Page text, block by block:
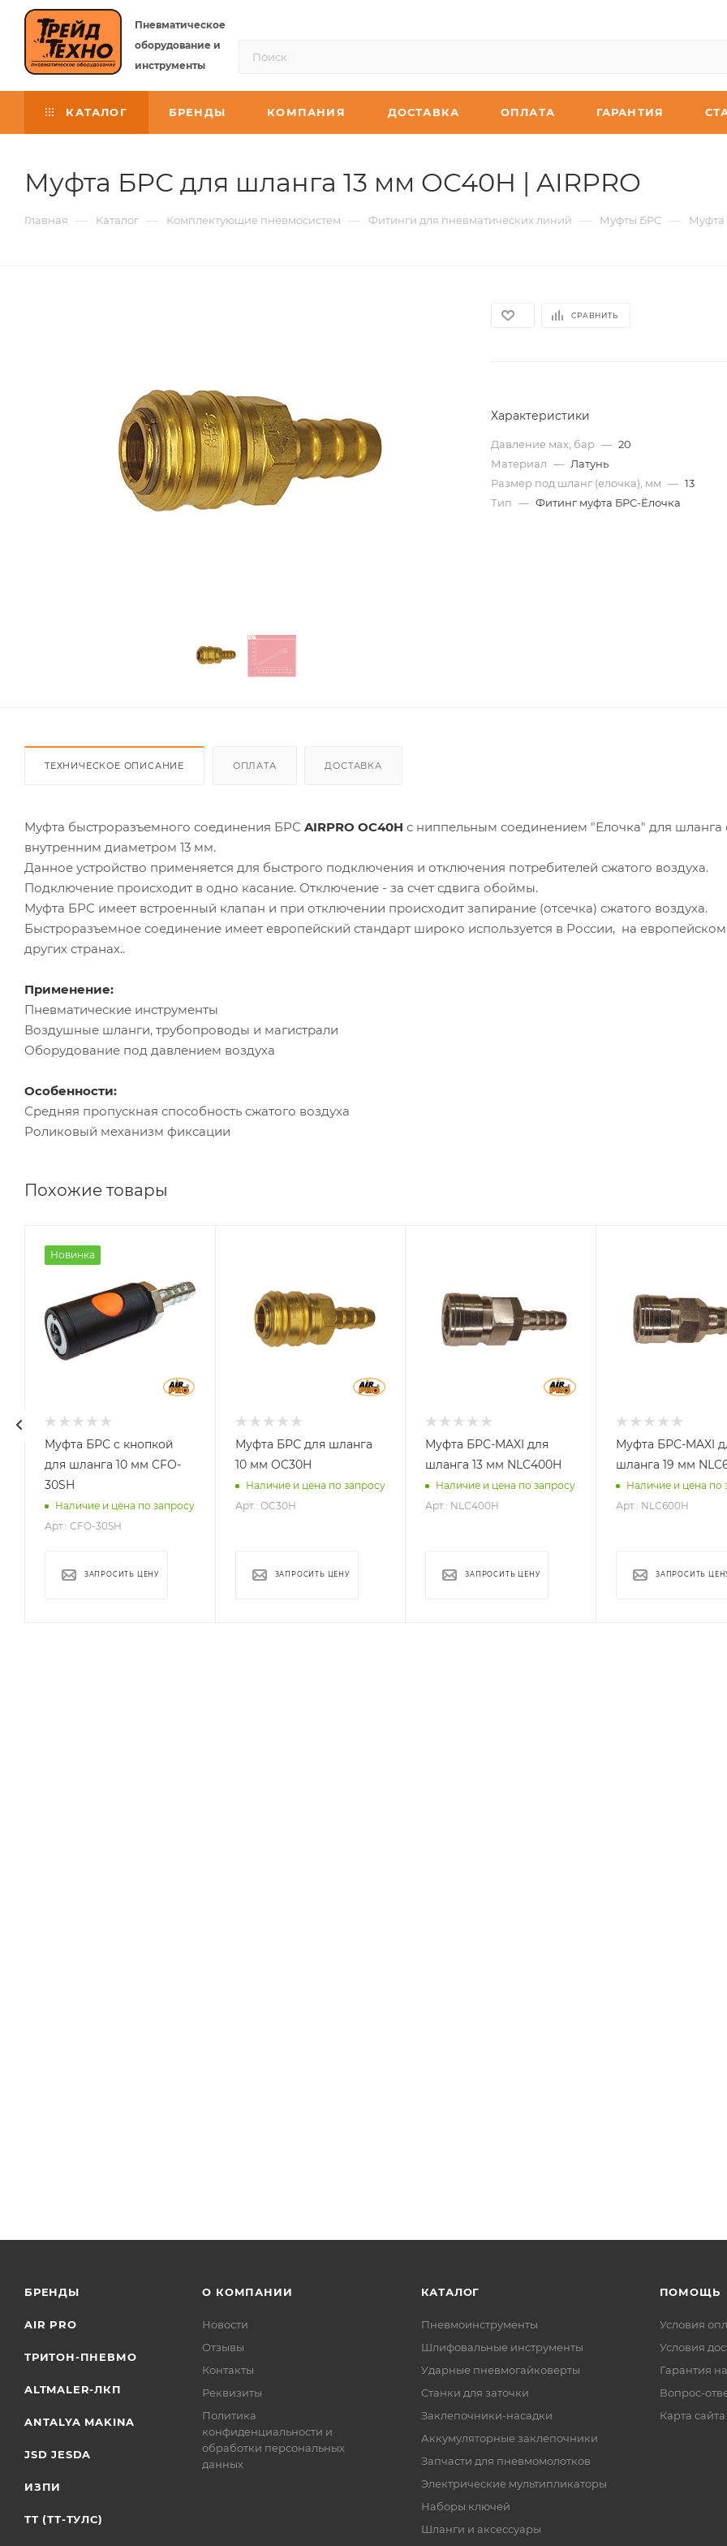
Пневматическое
оборудование и
инструменты
КАТАЛОГ БРЕНДЫ КОМПАНИЯ ДОСТАВКА ОПЛАТА ГАРАНТИЯ
Муфта БРС для шланга 13 мм OC40H | AIRPRO
Главная — Каталог — Комплектующие пневмосистем — Фитинги для пневматических линий — Муфты БРС — Муфта
СРАВНИТЬ
Характеристики
Давление мах, бар — 20
Материал — Латунь
Размер под шланг (елочка), мм — 13
Тип — Фитинг муфта БРС-Ёлочка
ТЕХНИЧЕСКОЕ ОПИСАНИЕ ОПЛАТА ДОСТАВКА
Муфта быстроразъемного соединения БРС AIRPRO OC40H с ниппельным соединением "Елочка" для шланга
внутренним диаметром 13 мм.
Данное устройство применяется для быстрого подключения и отключения потребителей сжатого воздуха.
Подключение происходит в одно касание. Отключение - за счет сдвига обоймы.
Муфта БРС имеет встроенный клапан и при отключении происходит запирание (отсечка) сжатого воздуха.
Быстроразъемное соединение имеет европейский стандарт широко используется в России, на
других странах..
Применение:
Пневматические инструменты
Воздушные шланги, трубопроводы и магистрали
Оборудование под давлением воздуха
Особенности:
Средняя пропускная способность сжатого воздуха
Роликовый механизм фиксации
Похожие товары
Новинка
Материал
Композит
(сталь-нейлон)
Муфта БРС с кнопкой
для шланга 10 мм CFO-
30SH
Наличие и цена по запросу
Арт.: CFO-30SH
ЗАПРОСИТЬ ЦЕНУ
Муфта БРС для шланга
10 мм OC30H
Наличие и цена по запросу
Арт.: OC30H
ЗАПРОСИТЬ ЦЕНУ
Муфта БРС-MAXI для
шланга 13 мм NLC400H
Наличие и цена по запросу
Арт.: NLC400H
ЗАПРОСИТЬ ЦЕНУ
Муфта БРС-MAXI
шланга 19 мм
Наличие и цена по
Арт.: NLC600H
ЗАПРОСИТЬ
БРЕНДЫ
AIR PRO
ТРИТОН-ПНЕВМО
ALTMALER-ЛКП
ANTALYA MAKINA
JSD JESDA
ИЗПИ
ТТ (ТТ-ТУЛС)
О КОМПАНИИ
Новости
Отзывы
Контакты
Реквизиты
Политика
конфиденциальности и
обработки персональных
данных
КАТАЛОГ
Пневмоинструменты
Шлифовальные инструменты
Ударные пневмогайковерты
Станки для заточки
Заклепочники-насадки
Аккумуляторные заклепочники
Запчасти для пневмомолотков
Электрические мультипликаторы
Наборы ключей
Шланги и аксессуары
ПОМОЩЬ
Условия
Условия
Гарантия
Вопрос-
Карта сайта